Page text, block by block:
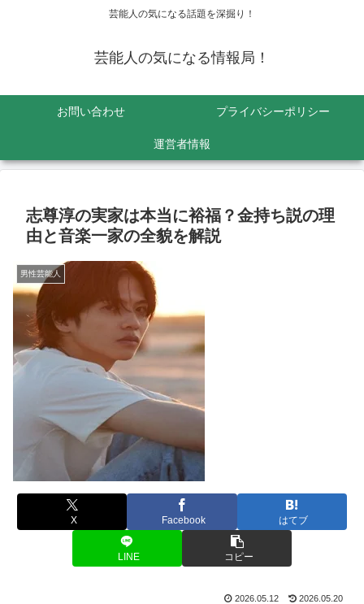
芸能人の気になる話題を深掘り！
芸能人の気になる情報局！
お問い合わせ プライバシーポリシー
運営者情報
志尊淳の実家は本当に裕福？金持ち説の理
由と音楽一家の全貌を解説
男性芸能人
X Facebook はてブ
LINE コピー
2026.05.12 2026.05.20